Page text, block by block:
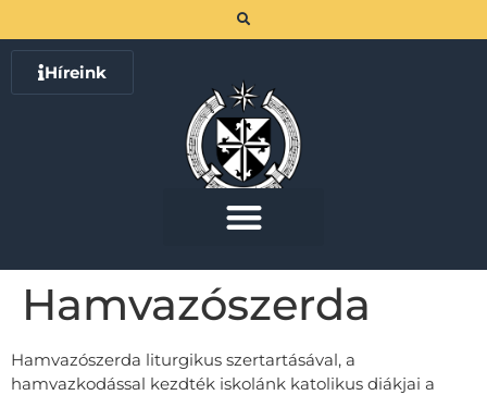
Híreink
Hamvazószerda
Hamvazószerda liturgikus szertartásával, a
hamvazkodással kezdték iskolánk katolikus diákjai a